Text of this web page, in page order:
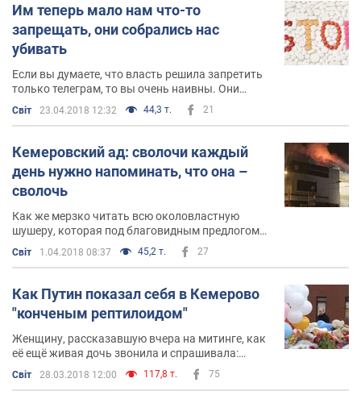
Им теперь мало нам что-то
запрещать, они собрались нас
убивать
Если вы думаете, что власть решила запретить
только телеграм, то вы очень наивны. Они
решили запретить вас
Світ 23.04.2018 12:32 44,3 т. 21
Кемеровский ад: сволочи каждый
день нужно напоминать, что она –
сволочь
Как же мерзко читать всю околовластную
шушеру, которая под благовидным предлогом
предлагает замолчать эту чудовищную
трагедию
Світ 1.04.2018 08:37 45,2 т. 27
Как Путин показал себя в Кемерово
"конченым рептилоидом"
Женщину, рассказавшую вчера на митинге, как
её ещё живая дочь звонила и спрашивала:
"мамочка, почему нас не спасают?" тоже
считают провокатором
Світ 28.03.2018 12:00 117,8 т. 75